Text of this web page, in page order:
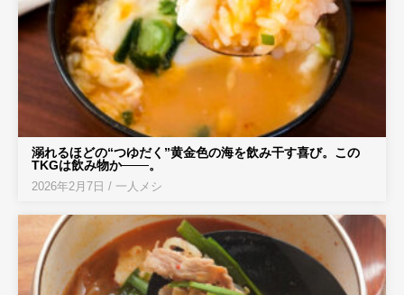
溺れるほどの“つゆだく”黄金色の海を飲み干す喜び。この
TKGは飲み物か───。
2026年2月7日 / 一人メシ